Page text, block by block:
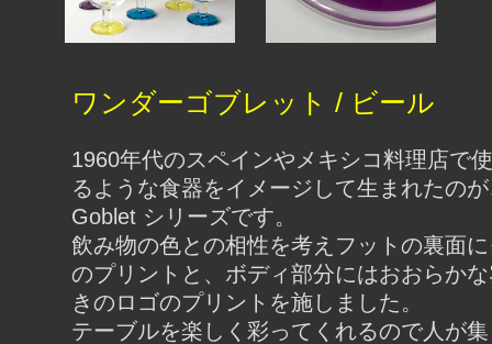
ワンダーゴブレット / ビール
1960年代のスペインやメキシコ料理店で
るような食器をイメージして生まれたの
Goblet シリーズです。
飲み物の色との相性を考えフットの裏面
のプリントと、ボディ部分にはおおらか
きのロゴのプリントを施しました。
テーブルを楽しく彩ってくれるので人が